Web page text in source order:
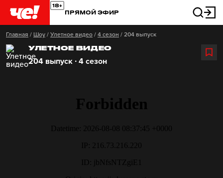
ПРЯМОЙ ЭФИР
Главная / Шоу / Улетное видео / 4 сезон / 204 выпуск
УЛЕТНОЕ ВИДЕО
204 выпуск ∙ 4 сезон